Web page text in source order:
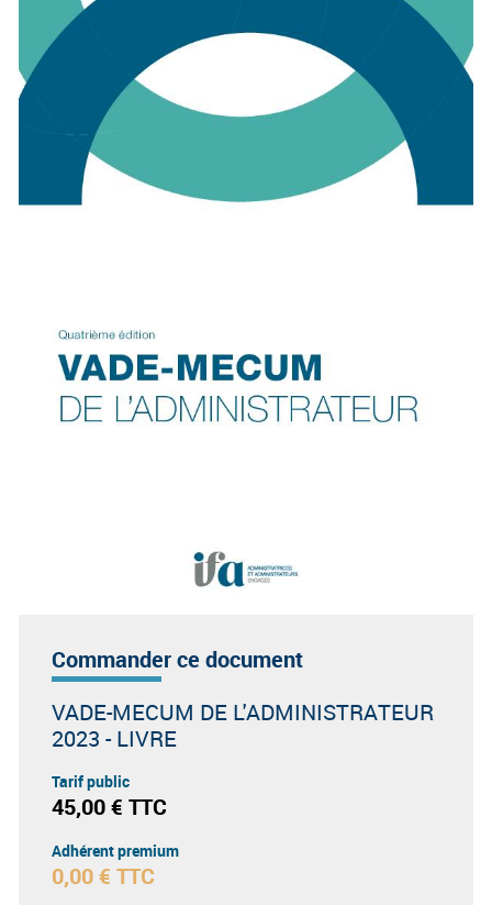
Commander ce document
VADE-MECUM DE L'ADMINISTRATEUR
2023 - LIVRE
Tarif public
45,00 € TTC
Adhérent premium
0,00 € TTC